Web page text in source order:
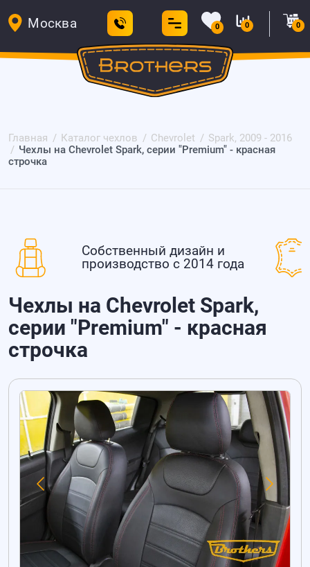
Москва 0 0 0
Главная Каталог чехлов Chevrolet
Spark, 2009 - 2016
Чехлы на Chevrolet Spark, серии "Premium" - красная
строчка
Собственный дизайн и
производство с 2014 года
Чехлы на Chevrolet Spark,
серии "Premium" - красная
строчка